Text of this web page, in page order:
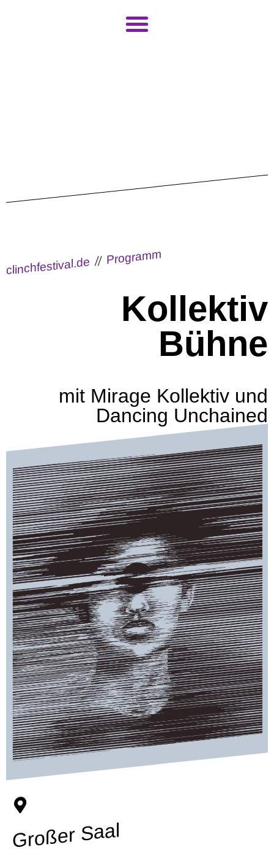
Startseite
Infos
English
Francais
clinchfestival.de // Programm
Kollektiv
Bühne
mit Mirage Kollektiv und
Dancing Unchained
Großer Saal